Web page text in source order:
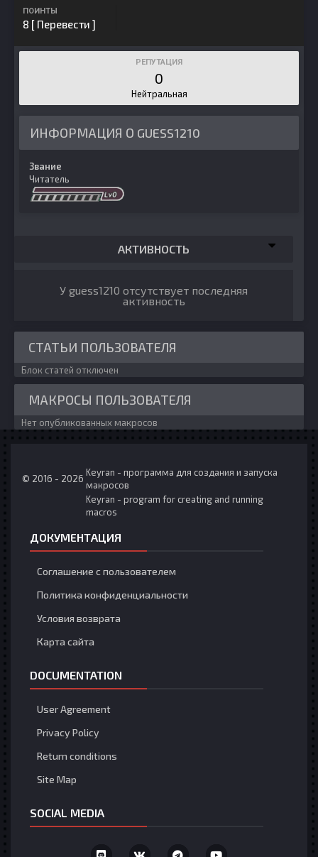
ПОИНТЫ
8 [ Перевести ]
РЕПУТАЦИЯ
0
Нейтральная
ИНФОРМАЦИЯ О GUESS1210
Звание
Читатель
АКТИВНОСТЬ
У guess1210 отсутствует последняя
активность
СТАТЬИ ПОЛЬЗОВАТЕЛЯ
Блок статей отключен
МАКРОСЫ ПОЛЬЗОВАТЕЛЯ
Нет опубликованных макросов
© 2016 - 2026
Keyran - программа для создания и запуска
макросов
Keyran - program for creating and running
macros
ДОКУМЕНТАЦИЯ
Соглашение с пользователем
Политика конфиденциальности
Условия возврата
Карта сайта
DOCUMENTATION
User Agreement
Privacy Policy
Return conditions
Site Map
SOCIAL MEDIA